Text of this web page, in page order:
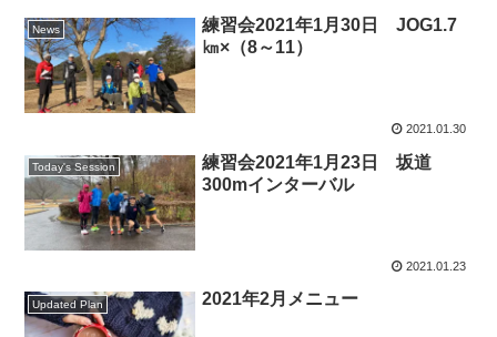
News
練習会2021年1月30日 JOG1.7
㎞×（8～11）
2021.01.30
Today's Session
練習会2021年1月23日 坂道
300mインターバル
2021.01.23
Updated Plan 2021年2月メニュー